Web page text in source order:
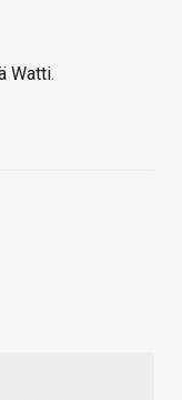
Watti.